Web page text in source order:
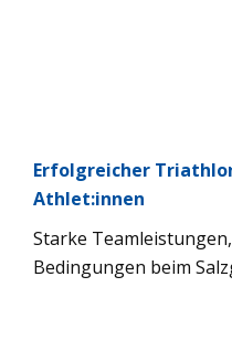
Erfolg­rei­cher
Athlet:innen
Starke
Bedin­gun­gen beim